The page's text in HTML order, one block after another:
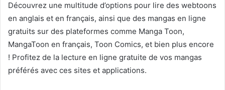
Découvrez une multitude d’options pour lire des webtoons
en anglais et en français, ainsi que des mangas en ligne
gratuits sur des plateformes comme Manga Toon,
MangaToon en français, Toon Comics, et bien plus encore
! Profitez de la lecture en ligne gratuite de vos mangas
préférés avec ces sites et applications.